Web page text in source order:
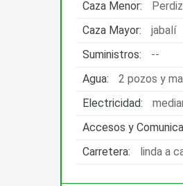
Caza Menor:
Caza Mayor:
jabalí
Suministros:
--
Agua:
2 pozos y
Electricidad:
Accesos y
Carretera:
linda a